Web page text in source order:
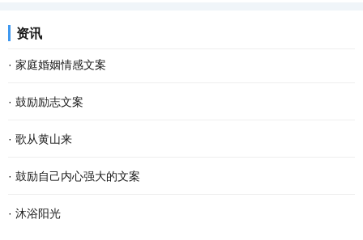
资讯
· 家庭婚姻情感文案
· 鼓励励志文案
· 歌从黄山来
· 鼓励自己内心强大的文案
· 沐浴阳光